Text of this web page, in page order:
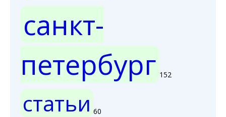
санкт-
петербург 152
статьи 60